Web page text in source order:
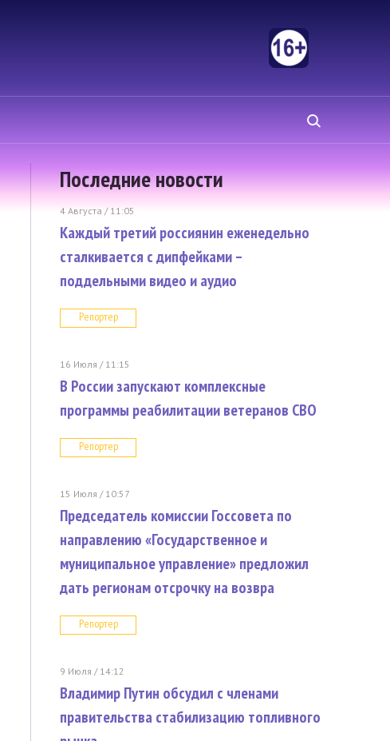
Последние новости
4 Августа / 11:05
Каждый третий россиянин еженедельно
сталкивается с дипфейками –
поддельными видео и аудио
Репортер
16 Июля / 11:15
В России запускают комплексные
программы реабилитации ветеранов СВО
Репортер
15 Июля / 10:57
Председатель комиссии Госсовета по
направлению «Государственное и
муниципальное управление» предложил
дать регионам отсрочку на возвра
Репортер
9 Июля / 14:12
Владимир Путин обсудил с членами
правительства стабилизацию топливного